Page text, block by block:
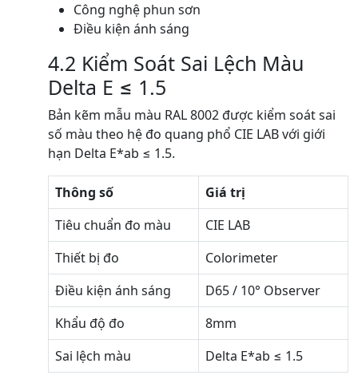
Công nghệ phun sơn
Điều kiện ánh sáng
4.2 Kiểm Soát Sai Lệch Màu
Delta E ≤ 1.5
Bản kẽm mẫu màu RAL 8002 được kiểm soát sai
số màu theo hệ đo quang phổ CIE LAB với giới
hạn Delta E*ab ≤ 1.5.
Thông số
Giá trị
Tiêu chuẩn đo màu
CIE LAB
Thiết bị đo
Colorimeter
Điều kiện ánh sáng
D65 / 10° Observer
Khẩu độ đo
8mm
Sai lệch màu
Delta E*ab ≤ 1.5